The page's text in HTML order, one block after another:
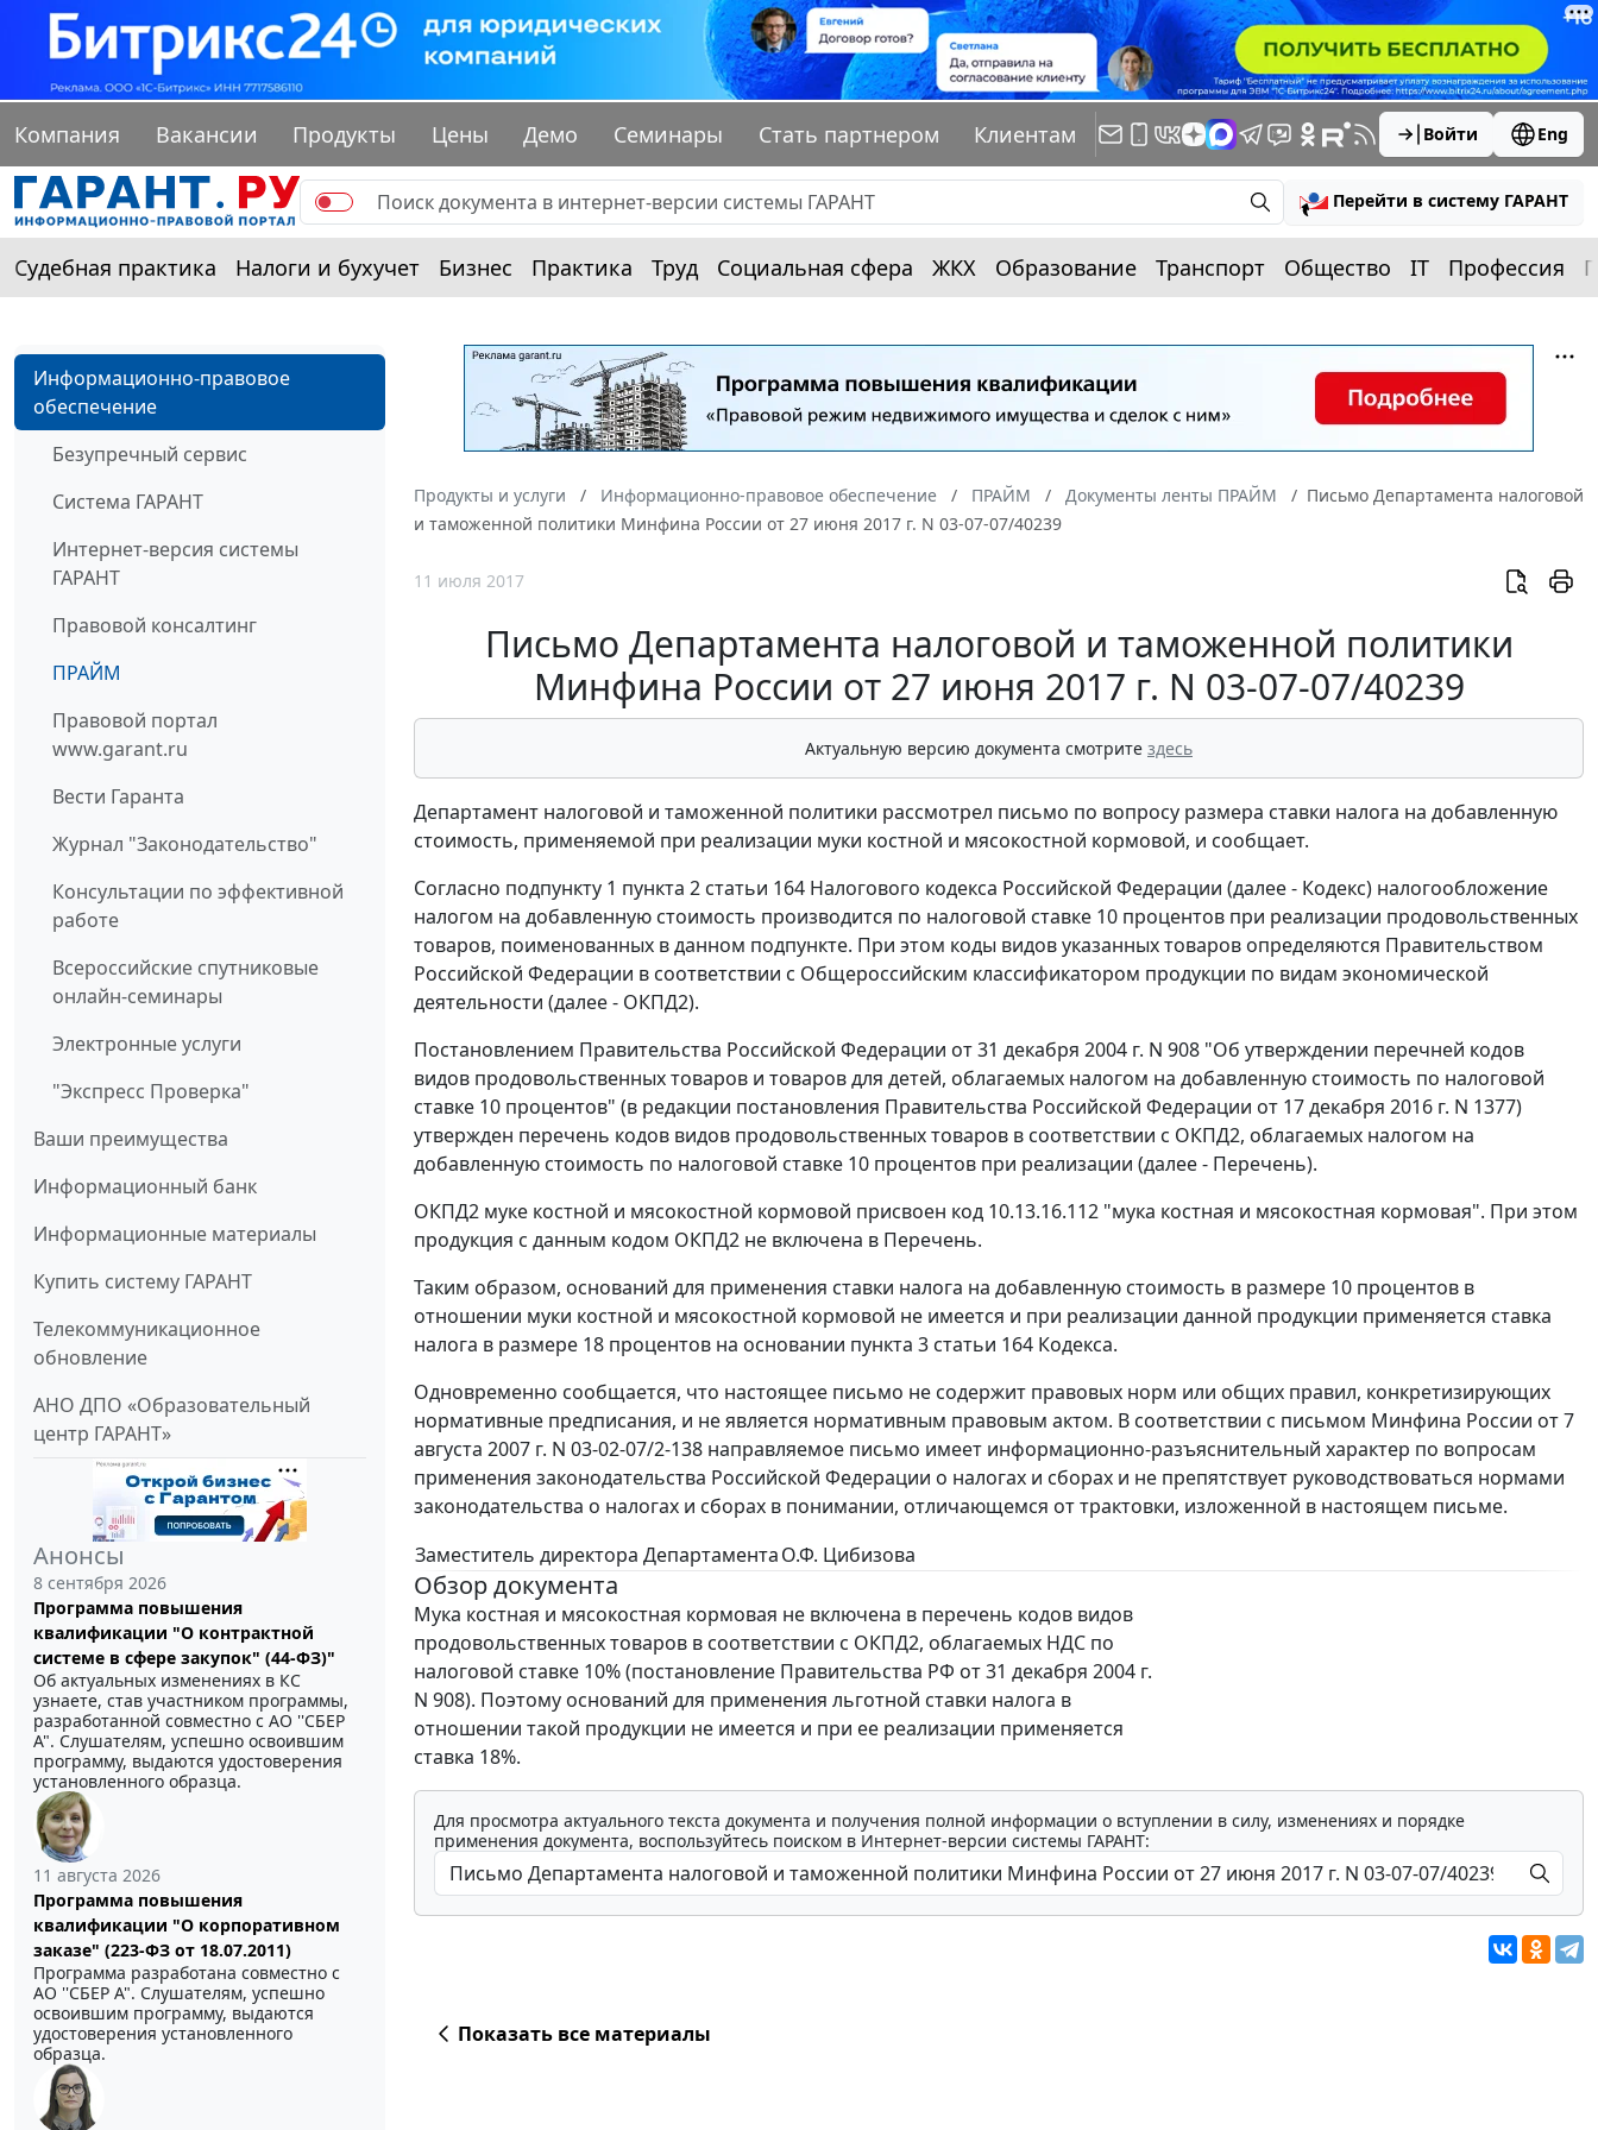
Компания Вакансии Продукты Цены Демо Семинары Стать партнером Клиентам Войти Eng
Перейти в систему ГАРАНТ
Судебная практика Налоги и бухучет Бизнес Практика Труд Социальная сфера ЖКХ Образование Транспорт Общество IT Профессия
Информационно-правовое
обеспечение
Безупречный сервис
Система ГАРАНТ
Интернет-версия системы
ГАРАНТ
Правовой консалтинг
ПРАЙМ
Правовой портал
www.garant.ru
Вести Гаранта
Журнал "Законодательство"
Консультации по эффективной
работе
Всероссийские спутниковые
онлайн-семинары
Электронные услуги
"Экспресс Проверка"
Ваши преимущества
Информационный банк
Информационные материалы
Купить систему ГАРАНТ
Телекоммуникационное
обновление
АНО ДПО «Образовательный
центр ГАРАНТ»
Анонсы
8 сентября 2026
Программа повышения
квалификации "О контрактной
системе в сфере закупок" (44-ФЗ)"
Об актуальных изменениях в КС
узнаете, став участником программы,
разработанной совместно с АО ''СБЕР
А". Слушателям, успешно освоившим
программу, выдаются удостоверения
установленного образца.
11 августа 2026
Программа повышения
квалификации "О корпоративном
заказе" (223-ФЗ от 18.07.2011)
Программа разработана совместно с
АО ''СБЕР А". Слушателям, успешно
освоившим программу, выдаются
удостоверения установленного
образца.
Продукты и услуги Информационно-правовое обеспечение ПРАЙМ Документы ленты ПРАЙМ
Письмо Департамента налоговой
и таможенной политики Минфина России от 27 июня 2017 г. N 03-07-07/40239
11 июля 2017
Письмо Департамента налоговой и таможенной политики
Минфина России от 27 июня 2017 г. N 03-07-07/40239
Актуальную версию документа смотрите здесь
Департамент налоговой и таможенной политики рассмотрел письмо по вопросу размера ставки налога на добавленную
стоимость, применяемой при реализации муки костной и мясокостной кормовой, и сообщает.
Согласно подпункту 1 пункта 2 статьи 164 Налогового кодекса Российской Федерации (далее - Кодекс) налогообложение
налогом на добавленную стоимость производится по налоговой ставке 10 процентов при реализации продовольственных
товаров, поименованных в данном подпункте. При этом коды видов указанных товаров определяются Правительством
Российской Федерации в соответствии с Общероссийским классификатором продукции по видам экономической
деятельности (далее - ОКПД2).
Постановлением Правительства Российской Федерации от 31 декабря 2004 г. N 908 "Об утверждении перечней кодов
видов продовольственных товаров и товаров для детей, облагаемых налогом на добавленную стоимость по налоговой
ставке 10 процентов" (в редакции постановления Правительства Российской Федерации от 17 декабря 2016 г. N 1377)
утвержден перечень кодов видов продовольственных товаров в соответствии с ОКПД2, облагаемых налогом на
добавленную стоимость по налоговой ставке 10 процентов при реализации (далее - Перечень).
ОКПД2 муке костной и мясокостной кормовой присвоен код 10.13.16.112 "мука костная и мясокостная кормовая". При этом
продукция с данным кодом ОКПД2 не включена в Перечень.
Таким образом, оснований для применения ставки налога на добавленную стоимость в размере 10 процентов в
отношении муки костной и мясокостной кормовой не имеется и при реализации данной продукции применяется ставка
налога в размере 18 процентов на основании пункта 3 статьи 164 Кодекса.
Одновременно сообщается, что настоящее письмо не содержит правовых норм или общих правил, конкретизирующих
нормативные предписания, и не является нормативным правовым актом. В соответствии с письмом Минфина России от 7
августа 2007 г. N 03-02-07/2-138 направляемое письмо имеет информационно-разъяснительный характер по вопросам
применения законодательства Российской Федерации о налогах и сборах и не препятствует руководствоваться нормами
законодательства о налогах и сборах в понимании, отличающемся от трактовки, изложенной в настоящем письме.
Заместитель директора ДепартаментаО.Ф. Цибизова
Обзор документа
Мука костная и мясокостная кормовая не включена в перечень кодов видов
продовольственных товаров в соответствии с ОКПД2, облагаемых НДС по
налоговой ставке 10% (постановление Правительства РФ от 31 декабря 2004 г.
N 908). Поэтому оснований для применения льготной ставки налога в
отношении такой продукции не имеется и при ее реализации применяется
ставка 18%.
Для просмотра актуального текста документа и получения полной информации о вступлении в силу, изменениях и порядке
применения документа, воспользуйтесь поиском в Интернет-версии системы ГАРАНТ:
Показать все материалы